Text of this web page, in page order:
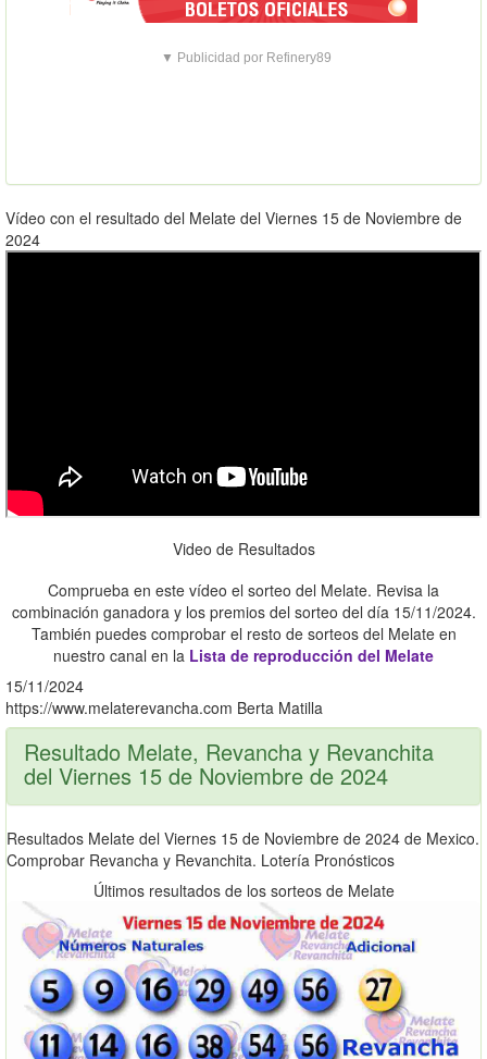
▼ Publicidad por Refinery89
Vídeo con el resultado del Melate del Viernes 15 de Noviembre de
2024
Video de Resultados
Comprueba en este vídeo el sorteo del Melate. Revisa la
combinación ganadora y los premios del sorteo del día 15/11/2024.
También puedes comprobar el resto de sorteos del Melate en
nuestro canal en la Lista de reproducción del Melate
15/11/2024
https://www.melaterevancha.com Berta Matilla
Resultado Melate, Revancha y Revanchita
del Viernes 15 de Noviembre de 2024
Resultados Melate del Viernes 15 de Noviembre de 2024 de Mexico.
Comprobar Revancha y Revanchita. Lotería Pronósticos
Últimos resultados de los sorteos de Melate